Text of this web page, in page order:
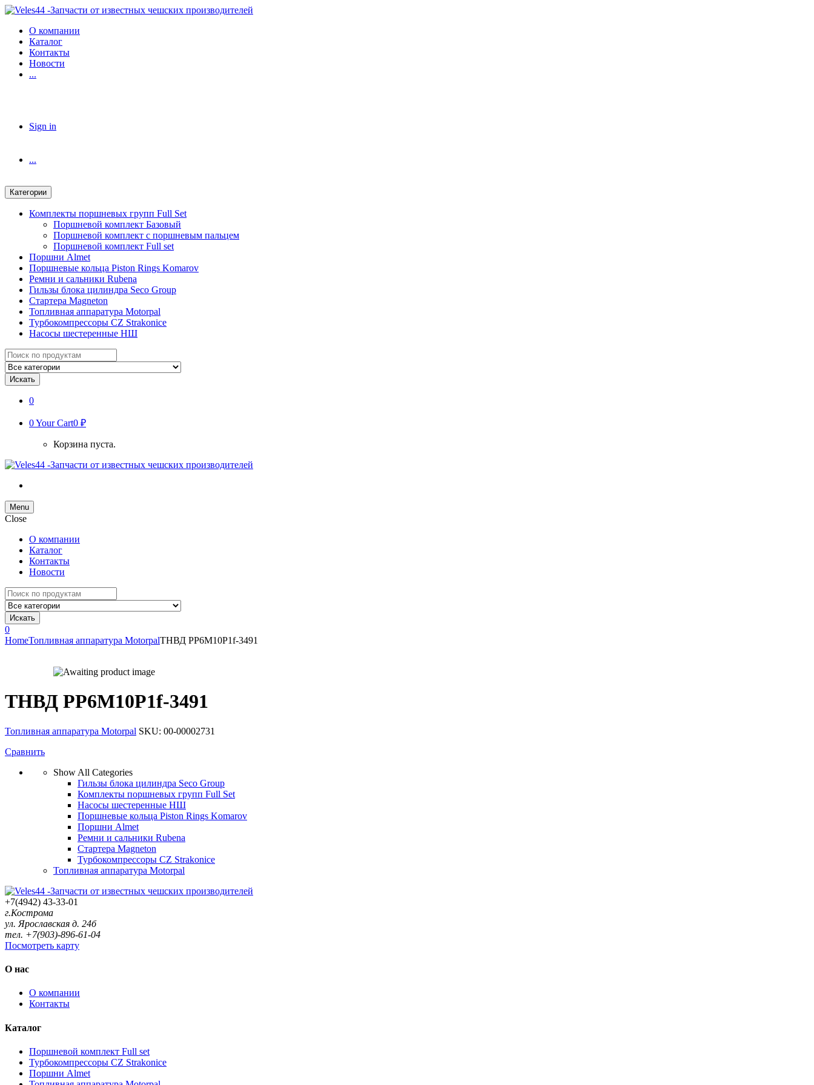
Skip
navigation
Skip
contentО компании
Каталог
Контакты
Новости
...
Sign in
...
Категории
Комплекты поршневых групп Full Set
Поршневой комплект Базовый
Поршневой комплект с поршневым пальцем
Поршневой комплект Full set
Поршни Almet
Поршневые кольца Piston Rings Komarov
Ремни и сальники Rubena
Гильзы блока цилиндра Seco Group
Стартера Magneton
Топливная аппаратура Motorpal
Турбокомпрессоры CZ Strakonice
Насосы шестеренные НШ
Search
for:
Искать
0
0Your Cart0 ₽
Корзина пуста.
Menu
Close
О компании
Каталог
Контакты
Новости
Search
for:
Искать
0
HomeТопливная аппаратура MotorpalТНВД РР6М10Р1f-3491
ТНВД РР6М10Р1f-3491
Топливная аппаратура Motorpal SKU: 00-00002731
Сравнить
Show All Categories
Гильзы блока цилиндра Seco Group
Комплекты поршневых групп Full Set
Насосы шестеренные НШ
Поршневые кольца Piston Rings Komarov
Поршни Almet
Ремни и сальники Rubena
Стартера Magneton
Турбокомпрессоры CZ Strakonice
Топливная аппаратура Motorpal
+7(4942) 43-33-01
г.Кострома
ул. Ярославская д. 24б
тел. +7(903)-896-61-04
Посмотреть карту
О нас
О компании
Контакты
Каталог
Поршневой комплект Full set
Турбокомпрессоры CZ Strakonice
Поршни Almet